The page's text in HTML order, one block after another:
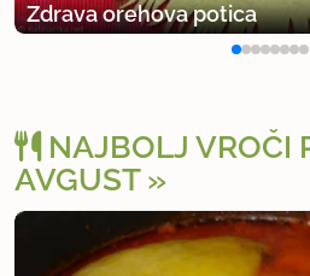
Zdrava orehova potica
NAJBOLJ VROČI
AVGUST